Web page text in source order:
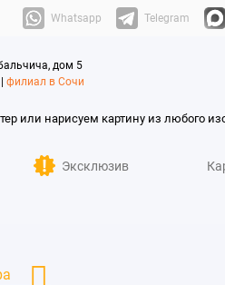
Whatsapp Telegram
дом 5
филиал в Сочи
или нарисуем картину из любого
Эксклюзив